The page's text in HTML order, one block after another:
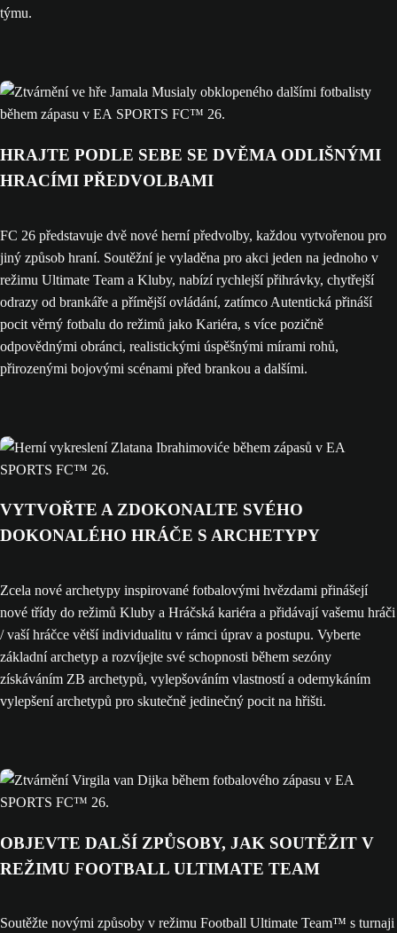
týmu.
HRAJTE PODLE SEBE SE DVĚMA ODLIŠNÝMI
HRACÍMI PŘEDVOLBAMI
FC 26 představuje dvě nové herní předvolby, každou vytvořenou pro
jiný způsob hraní. Soutěžní je vyladěna pro akci jeden na jednoho v
režimu Ultimate Team a Kluby, nabízí rychlejší přihrávky, chytřejší
odrazy od brankáře a přímější ovládání, zatímco Autentická přináší
pocit věrný fotbalu do režimů jako Kariéra, s více pozičně
odpovědnými obránci, realistickými úspěšnými mírami rohů,
přirozenými bojovými scénami před brankou a dalšími.
VYTVOŘTE A ZDOKONALTE SVÉHO
DOKONALÉHO HRÁČE S ARCHETYPY
Zcela nové archetypy inspirované fotbalovými hvězdami přinášejí
nové třídy do režimů Kluby a Hráčská kariéra a přidávají vašemu hráči
/ vaší hráčce větší individualitu v rámci úprav a postupu. Vyberte
základní archetyp a rozvíjejte své schopnosti během sezóny
získáváním ZB archetypů, vylepšováním vlastností a odemykáním
vylepšení archetypů pro skutečně jedinečný pocit na hřišti.
OBJEVTE DALŠÍ ZPŮSOBY, JAK SOUTĚŽIT V
REŽIMU FOOTBALL ULTIMATE TEAM
Soutěžte novými způsoby v režimu Football Ultimate Team™ s turnaji